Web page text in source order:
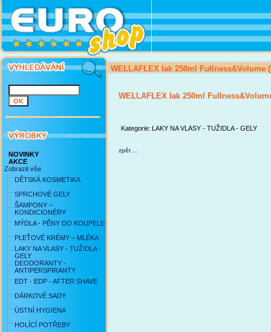
NOVINKY
AKCE
Zobrazit vše
DĚTSKÁ KOSMETIKA
SPRCHOVÉ GELY
ŠAMPONY –
KONDICIONÉRY
MÝDLA - PĚNY DO KOUPELE
PLEŤOVÉ KRÉMY – MLÉKA
LAKY NA VLASY - TUŽIDLA -
GELY
DEODORANTY -
ANTIPERSPIRANTY
EDT - EDP - AFTER SHAVE
DÁRKOVÉ SADY
ÚSTNÍ HYGIENA
HOLÍCÍ POTŘEBY
WELLAFLEX lak 250ml Fullness&Volume
WELLAFLEX lak 250ml
Kategorie: LAKY NA VLASY - TUŽIDLA - GELY
zpět ...